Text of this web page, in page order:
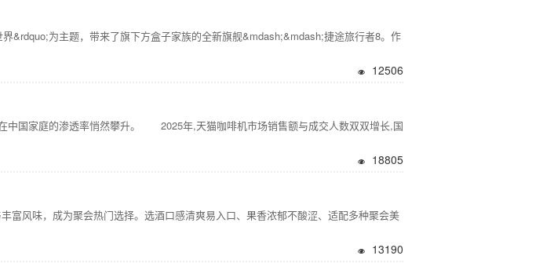
为主题，带来了旗下方盒子家族的全新旗舰&mdash;&mdash;捷途旅行者8。作
12506
家庭的渗透率悄然攀升。 2025年,天猫咖啡机市场销售额与成交人数双双增长,国
18805
风味，成为聚会热门选择。选酒口感清爽易入口、果香浓郁不酸涩、适配多种聚会美
13190